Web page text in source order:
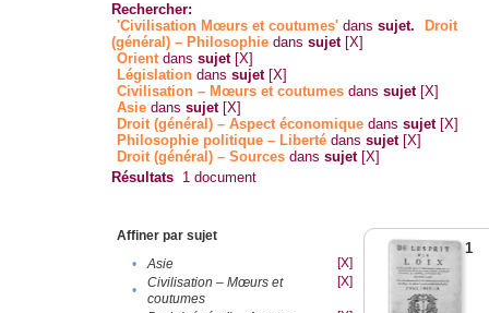
Rechercher:
'Civilisation Mœurs et coutumes' danssujet.
Droit
(général) – Philosophie danssujet [X]
Orientdanssujet [X]
Législation danssujet [X]
Civilisation – Mœurs et coutumes danssujet [X]
Asie danssujet [X]
Droit (général) – Aspect économique danssujet [X]
Philosophie politique – Liberté danssujet [X]
Droit (général) – Sources danssujet [X]
Résultats 1 document
Affiner par sujet
•
Asie
[X]
•
Civilisation – Mœurs et
coutumes
[X]
1